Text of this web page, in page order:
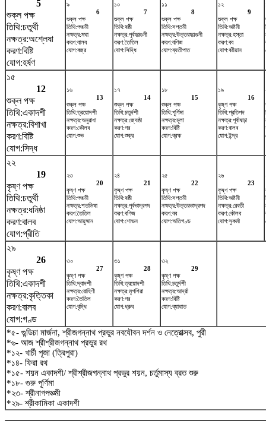
5
শুক্ল পক্ষ
তিথি:চতুর্থী
নক্ষত্র:অশ্লেষা
করণ:বিষ্টি
যোগ:হর্ষণ
৯
6
শুক্ল পক্ষ
তিথি:পঞ্চমী
নক্ষত্র:মঘা
করণ:বালব
যোগ:বজ্র
১০
7
শুক্ল পক্ষ
তিথি:ষষ্ঠী
নক্ষত্র:পূর্বফাল্গুনী
করণ:তৈতিল
যোগ:সিদ্ধি
১১
8
শুক্ল পক্ষ
তিথি:সপ্তমী
নক্ষত্র:উত্তরফাল্গুনী
করণ:বণিজ
যোগ:ব্যতীপাত
১২
9
শুক্ল পক্ষ
তিথি:অষ্টমী
নক্ষত্র:হস্তা
করণ:বব
যোগ:বরীয়ান
১৫
12
শুক্ল পক্ষ
তিথি:একাদশী
নক্ষত্র:বিশাখা
করণ:বিষ্টি
যোগ:সিদ্ধ
১৬
13
শুক্ল পক্ষ
তিথি:ত্রয়োদশী
নক্ষত্র:অনুরাধা
করণ:কৌলব
যোগ:শুভ
১৭
14
শুক্ল পক্ষ
তিথি:চতুর্দশী
নক্ষত্র:জ্যেষ্ঠা
করণ:গর
যোগ:শুক্র
১৮
15
শুক্ল পক্ষ
তিথি:পূর্ণিমা
নক্ষত্র:মূলা
করণ:বিষ্টি
যোগ:ব্রহ্ম
১৯
16
কৃষ্ণ পক্ষ
তিথি:প্রতিপদ
নক্ষত্র:পূর্বাষাঢ়া
করণ:বালব
যোগ:ইন্দ্র
২২
19
কৃষ্ণ পক্ষ
তিথি:চতুর্থী
নক্ষত্র:ধনিষ্ঠা
করণ:বালব
যোগ:প্রীতি
২৩
20
কৃষ্ণ পক্ষ
তিথি:পঞ্চমী
নক্ষত্র:শতভিষ‌া
করণ:তৈতিল
যোগ:আয়ুষ্মান
২৪
21
কৃষ্ণ পক্ষ
তিথি:ষষ্ঠী
নক্ষত্র:পূর্বভাদ্রপদ
করণ:বণিজ
যোগ:শোভন
২৫
22
কৃষ্ণ পক্ষ
তিথি:সপ্তমী
নক্ষত্র:উত্তরভাদ্রপদ
করণ:বব
যোগ:অতিগণ্ড
২৬
23
কৃষ্ণ পক্ষ
তিথি:অষ্টমী
নক্ষত্র:রেবতী
করণ:কৌলব
যোগ:সুকর্মা
২৯
26
কৃষ্ণ পক্ষ
তিথি:একাদশী
নক্ষত্র:কৃত্তিকা
করণ:বালব
যোগ:গণ্ড
৩০
27
কৃষ্ণ পক্ষ
তিথি:দ্বাদশী
নক্ষত্র:রোহিণী
করণ:তৈতিল
যোগ:বৃদ্ধি
৩১
28
কৃষ্ণ পক্ষ
তিথি:ত্রয়োদশী
নক্ষত্র:মৃগশিরা
করণ:গর
যোগ:ধ্রুব
৩২
29
কৃষ্ণ পক্ষ
তিথি:চতুর্দশী
নক্ষত্র:আর্দ্রা
করণ:বিষ্টি
যোগ:ব্যাঘাত
*৫- গুন্ডিচা মার্জনা, শ্রীজগন্নাথ প্রভুর নবযৌবন দর্শন ও নেত্রোত্সব, পুরী
*৬- আজ শ্রীশ্রীজগন্নাথ প্রভুর রথ
*১২- খার্চী পূজা (ত্রিপুরা)
*১৪- ফিরা রথ
*১৫- শয়ন একাদশী/ শ্রীশ্রীজগন্নাথ প্রভুর শয়ন, চর্তুমাস্য ব্রত শুরু
*১৮- গুরু পূর্ণিমা
*২৩- শ্রীনাগপঞ্চমী
*২৯- শ্রীকামিকা একাদশী